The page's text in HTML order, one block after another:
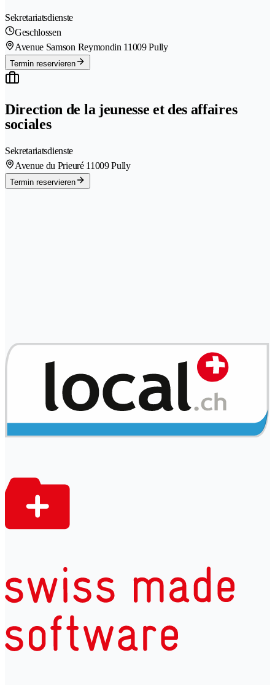
Sekretariatsdienste
Geschlossen
Avenue Samson Reymondin 11009 Pully
Termin reservieren
Direction de la jeunesse et des affaires
sociales
Sekretariatsdienste
Avenue du Prieuré 11009 Pully
Termin reservieren